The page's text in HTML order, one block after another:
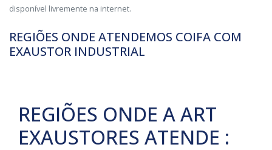
disponível livremente na internet.
REGIÕES ONDE ATENDEMOS COIFA COM
EXAUSTOR INDUSTRIAL
REGIÕES ONDE A ART
EXAUSTORES ATENDE :